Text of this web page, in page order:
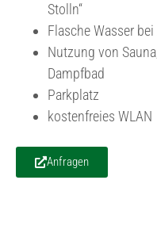
Stolln“
Flasche Wasser
Nutzung von
Dampfbad
Parkplatz
kostenfreies WLAN
Anfragen